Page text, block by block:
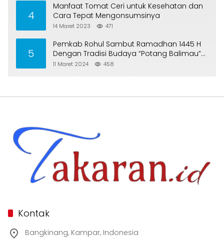
4
Manfaat Tomat Ceri untuk Kesehatan dan
Cara Tepat Mengonsumsinya
14 Maret 2023 471
5
Pemkab Rohul Sambut Ramadhan 1445 H
Dengan Tradisi Budaya “Potang Balimau”
dan Santuni Anak Yatim
11 Maret 2024 458
Kontak
Bangkinang, Kampar, Indonesia